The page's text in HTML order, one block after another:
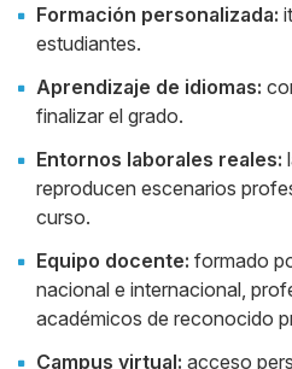
Formación personalizada:
estudiantes.
Aprendizaje de idiomas:
finalizar el grado.
Entornos laborales reales:
reproducen escenarios
curso.
Equipo docente: formado
nacional e internacional,
académicos de reconocido
Campus virtual: acceso